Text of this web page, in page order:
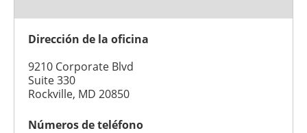
Dirección de la oficina
9210 Corporate Blvd
Suite 330
Rockville, MD 20850
Números de teléfono